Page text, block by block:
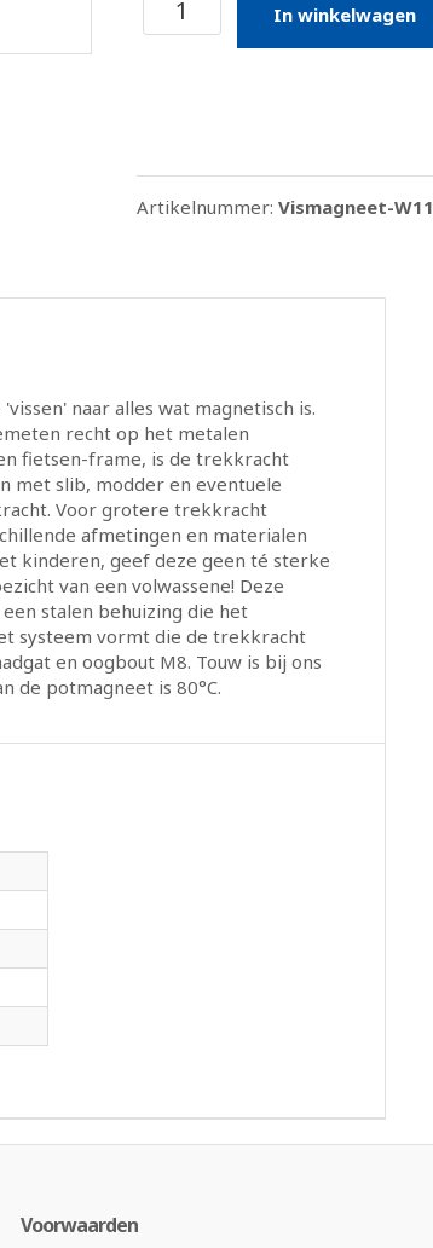
In winkelwagen
Artikelnummer: Vismagneet-
naar alles wat magnetisch is.
recht op het metalen
fietsen-frame, is de trekkracht
met slib, modder en eventuele
Voor grotere trekkracht
afmetingen en materialen
kinderen, geef deze geen té sterke
van een volwassene! Deze
stalen behuizing die het
systeem vormt die de trekkracht
en oogbout M8. Touw is bij ons
de potmagneet is 80°C.
Voorwaarden